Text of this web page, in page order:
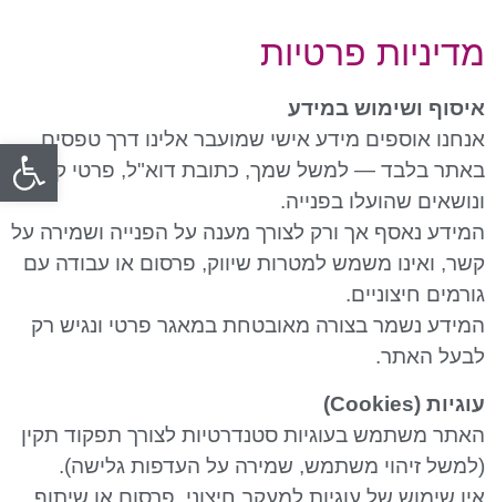
מדיניות פרטיות
איסוף ושימוש במידע
אנחנו אוספים מידע אישי שמועבר אלינו דרך טפסים
באתר בלבד — למשל שמך, כתובת דוא"ל, פרטי קשר
ונושאים שהועלו בפנייה.
המידע נאסף אך ורק לצורך מענה על הפנייה ושמירה על
קשר, ואינו משמש למטרות שיווק, פרסום או עבודה עם
גורמים חיצוניים.
המידע נשמר בצורה מאובטחת במאגר פרטי ונגיש רק
לבעל האתר.
עוגיות (Cookies)
האתר משתמש בעוגיות סטנדרטיות לצורך תפקוד תקין
(למשל זיהוי משתמש, שמירה על העדפות גלישה).
אין שימוש של עוגיות למעקב חיצוני, פרסום או שיתוף